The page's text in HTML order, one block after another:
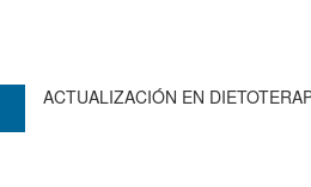
ACTUALIZACIÓN EN